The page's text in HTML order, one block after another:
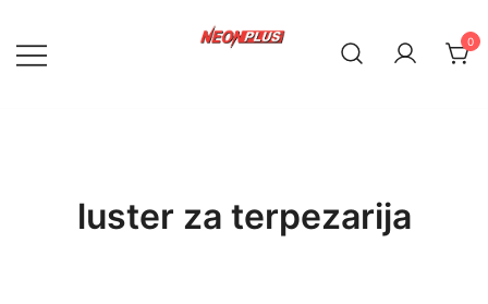
content
0
luster za terpezarija